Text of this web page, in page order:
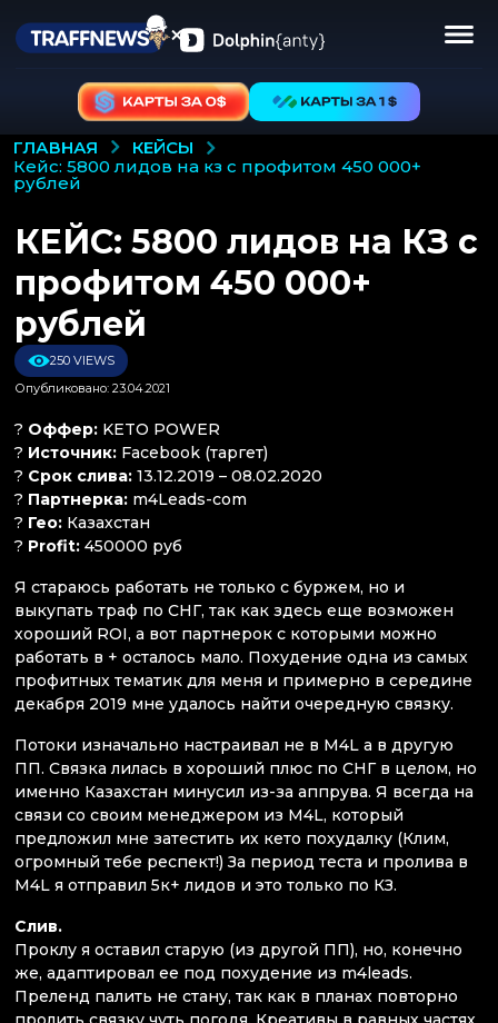
ГЛАВНАЯ
КЕЙСЫ
кейс: 5800 лидов на кз с профитом 450 000+
рублей
КЕЙС: 5800 лидов на КЗ с
профитом 450 000+
рублей
250 VIEWS
Опубликовано: 23.04.2021
? Оффер: KETO POWER
? Источник: Facebook (таргет)
? Срок слива: 13.12.2019 – 08.02.2020
? Партнерка: m4Leads-com
? Гео: Казахстан
? Profit: 450000 руб
Я стараюсь работать не только с буржем, но и
выкупать траф по СНГ, так как здесь еще возможен
хороший ROI, а вот партнерок с которыми можно
работать в + осталось мало. Похудение одна из самых
профитных тематик для меня и примерно в середине
декабря 2019 мне удалось найти очередную связку.
Потоки изначально настраивал не в M4L а в другую
ПП. Связка лилась в хороший плюс по СНГ в целом, но
именно Казахстан минусил из-за аппрува. Я всегда на
связи со своим менеджером из М4L, который
предложил мне затестить их кето похудалку (Клим,
огромный тебе респект!) За период теста и пролива в
M4L я отправил 5к+ лидов и это только по КЗ.
Слив.
Проклу я оставил старую (из другой ПП), но, конечно
же, адаптировал ее под похудение из m4leads.
Преленд палить не стану, так как в планах повторно